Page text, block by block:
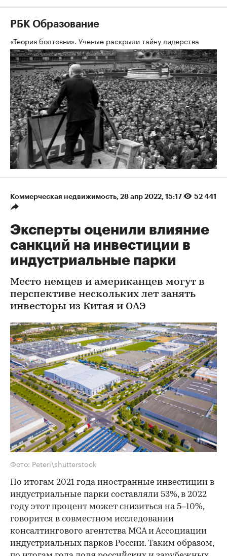
РБК Образование
«Теория болтовни». Ученые раскрыли тайну лидерства
Коммерческая недвижимость⁠, 28 апр 2022, 15:17 52 441
Эксперты оценили влияние
санкций на инвестиции в
индустриальные парки
Место немцев и американцев могут в
перспективе нескольких лет занять
инвесторы из Китая и ОАЭ
Фото: Peteri\shutterstock
По итогам 2021 года иностранные инвестиции в
индустриальные парки составляли 53%, в 2022
году этот процент может снизиться на 5–10%,
говорится в совместном исследовании
консалтингового агентства MCA и Ассоциации
индустриальных парков России. Таким образом,